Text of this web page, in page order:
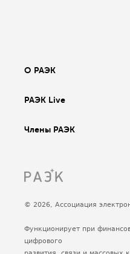
О РАЭК
РАЭК Live
Члены РАЭК
© 2026, Ассоциация
Функционирует при
цифрового